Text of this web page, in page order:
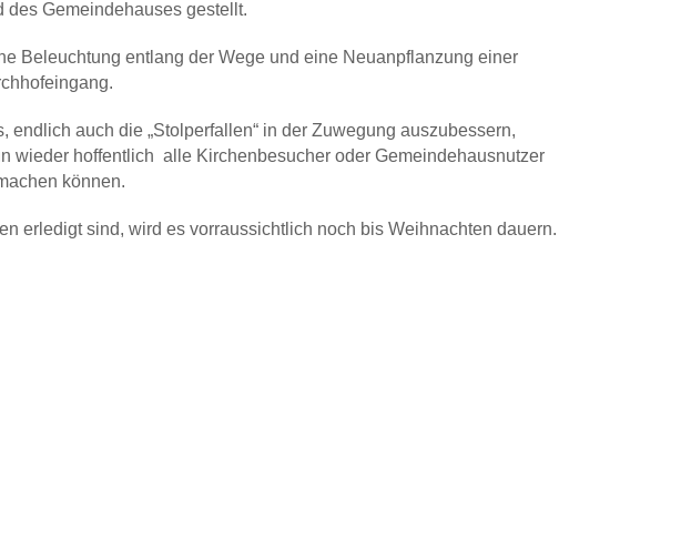
des Gemeindehauses gestellt.
Beleuchtung entlang der Wege und eine Neuanpflanzung einer
endlich auch die „Stolperfallen“ in der Zuwegung auszubessern,
wieder hoffentlich alle Kirchenbesucher oder Gemeindehausnutzer
können.
erledigt sind, wird es vorraussichtlich noch bis Weihnachten dauern.